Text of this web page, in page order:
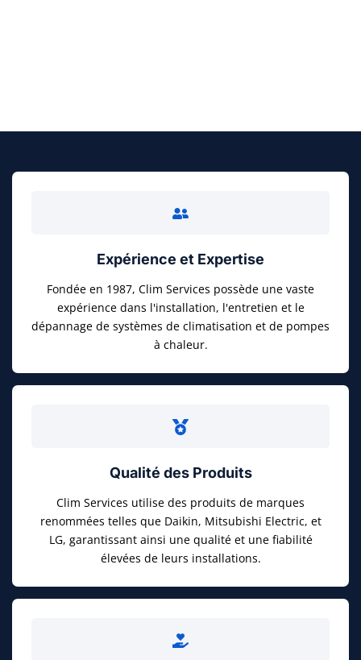
Expérience et Expertise
Fondée en 1987, Clim Services possède une vaste
expérience dans l'installation, l'entretien et le
dépannage de systèmes de climatisation et de pompes
à chaleur.
Qualité des Produits
Clim Services utilise des produits de marques
renommées telles que Daikin, Mitsubishi Electric, et
LG, garantissant ainsi une qualité et une fiabilité
élevées de leurs installations.